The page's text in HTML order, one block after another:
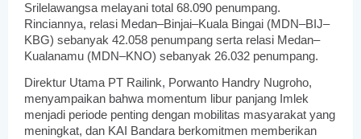
Srilelawangsa melayani total 68.090 penumpang.
Rinciannya, relasi Medan–Binjai–Kuala Bingai (MDN–BIJ–
KBG) sebanyak 42.058 penumpang serta relasi Medan–
Kualanamu (MDN–KNO) sebanyak 26.032 penumpang.
Direktur Utama PT Railink, Porwanto Handry Nugroho,
menyampaikan bahwa momentum libur panjang Imlek
menjadi periode penting dengan mobilitas masyarakat yang
meningkat, dan KAI Bandara berkomitmen memberikan